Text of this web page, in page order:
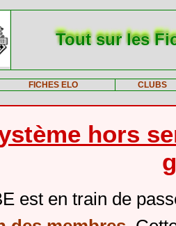
Tout sur les
FICHES ELO CLUBS
hors
est en train de